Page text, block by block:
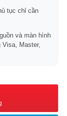
tục chỉ cần
và màn hình
Master,